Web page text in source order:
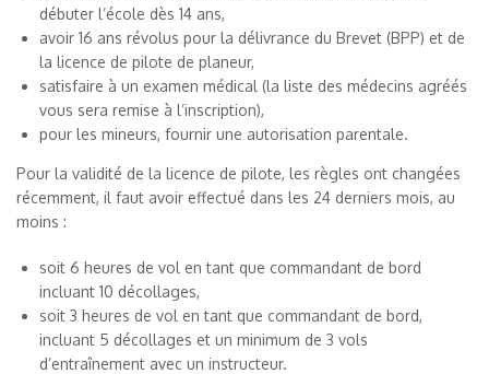
débuter l’école dès 14 ans,
avoir 16 ans révolus pour la délivrance du Brevet (BPP) et de
la licence de pilote de planeur,
satisfaire à un examen médical (la liste des médecins agréés
vous sera remise à l’inscription),
pour les mineurs, fournir une autorisation parentale.
Pour la validité de la licence de pilote, les règles ont changées
récemment, il faut avoir effectué dans les 24 derniers mois, au
moins :
soit 6 heures de vol en tant que commandant de bord
incluant 10 décollages,
soit 3 heures de vol en tant que commandant de bord,
incluant 5 décollages et un minimum de 3 vols
d’entraînement avec un instructeur.